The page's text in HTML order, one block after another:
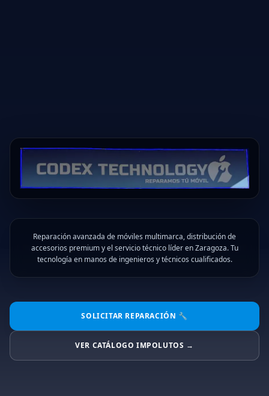
Reparación avanzada de móviles multimarca, distribución de
accesorios premium y el servicio técnico líder en Zaragoza. Tu
tecnología en manos de ingenieros y técnicos cualificados.
SOLICITAR REPARACIÓN 🔧
VER CATÁLOGO IMPOLUTOS →